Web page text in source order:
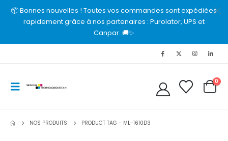
📦 Bonnes nouvelles ! Toutes vos commandes sont expédiées
rapidement grâce à nos partenaires : Purolator, UPS et
Canpar. 🚚✨
0
NOS PRODUITS PRODUCT TAG - ML-1610D3